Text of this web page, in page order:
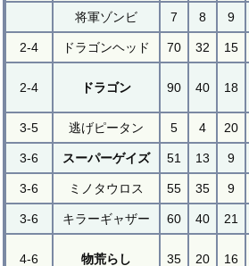
将軍ゾンビ 7 8 9
2-4 ドラゴンヘッド 70 32 15
2-4 ドラゴン 90 40 18
3-5 逃げピータン 5 4 20
3-6 スーパーゲイズ 51 13 9
3-6 ミノタウロス 55 35 9
3-6 キラーギャザー 60 40 21
4-6 物荒らし 35 20 16